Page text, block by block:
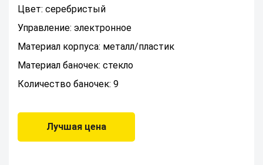
Цвет: серебристый
Управление: электронное
Материал корпуса: металл/пластик
Материал баночек: стекло
Количество баночек: 9
Лучшая цена